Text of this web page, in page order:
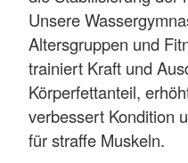
Unsere
Altersgruppen und
trainiert Kraft und
Körperfettanteil,
verbessert Kondition
für straffe Muskeln.